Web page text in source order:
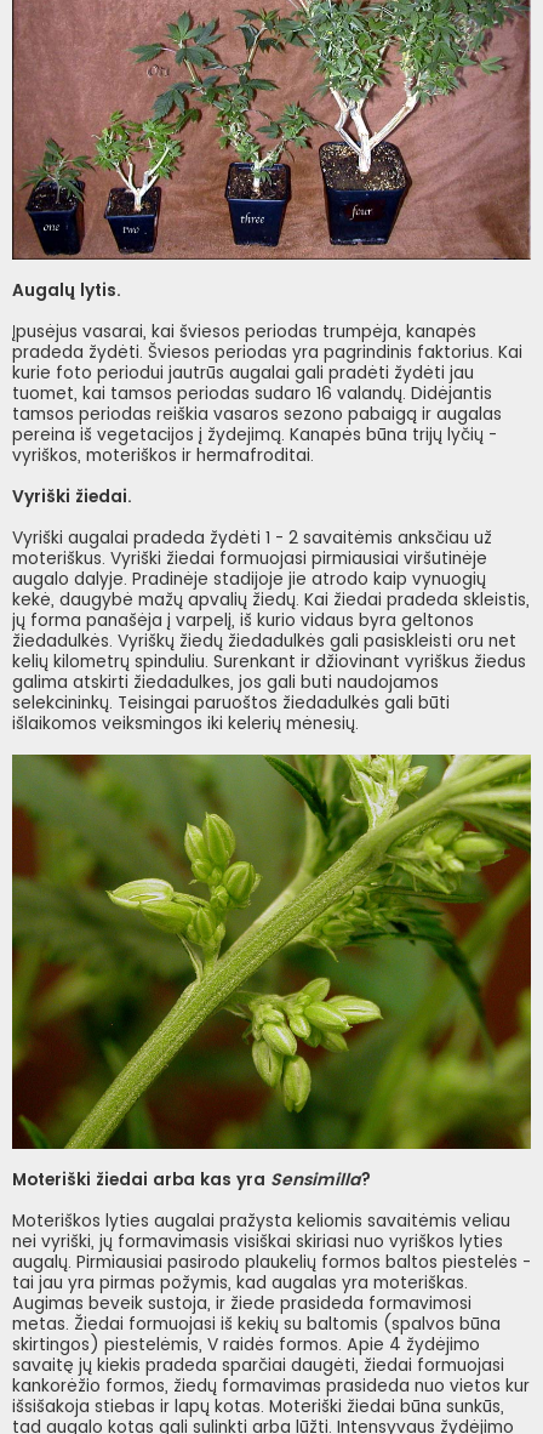
Augalų lytis.
Įpusėjus vasarai, kai šviesos periodas trumpėja, kanapės
pradeda žydėti. Šviesos periodas yra pagrindinis faktorius. Kai
kurie foto periodui jautrūs augalai gali pradėti žydėti jau
tuomet, kai tamsos periodas sudaro 16 valandų. Didėjantis
tamsos periodas reiškia vasaros sezono pabaigą ir augalas
pereina iš vegetacijos į žydejimą. Kanapės būna trijų lyčių -
vyriškos, moteriškos ir hermafroditai.
Vyriški žiedai.
Vyriški augalai pradeda žydėti 1 - 2 savaitėmis anksčiau už
moteriškus. Vyriški žiedai formuojasi pirmiausiai viršutinėje
augalo dalyje. Pradinėje stadijoje jie atrodo kaip vynuogių
kekė, daugybė mažų apvalių žiedų. Kai žiedai pradeda skleistis,
jų forma panašėja į varpelį, iš kurio vidaus byra geltonos
žiedadulkės. Vyriškų žiedų žiedadulkės gali pasiskleisti oru net
kelių kilometrų spinduliu. Surenkant ir džiovinant vyriškus žiedus
galima atskirti žiedadulkes, jos gali buti naudojamos
selekcininkų. Teisingai paruoštos žiedadulkės gali būti
išlaikomos veiksmingos iki kelerių mėnesių.
Moteriški žiedai arba kas yra Sensimilla?
Moteriškos lyties augalai pražysta keliomis savaitėmis veliau
nei vyriški, jų formavimasis visiškai skiriasi nuo vyriškos lyties
augalų. Pirmiausiai pasirodo plaukelių formos baltos piestelės -
tai jau yra pirmas požymis, kad augalas yra moteriškas.
Augimas beveik sustoja, ir žiede prasideda formavimosi
metas. Žiedai formuojasi iš kekių su baltomis (spalvos būna
skirtingos) piestelėmis, V raidės formos. Apie 4 žydėjimo
savaitę jų kiekis pradeda sparčiai daugėti, žiedai formuojasi
kankorėžio formos, žiedų formavimas prasideda nuo vietos kur
išsišakoja stiebas ir lapų kotas. Moteriški žiedai būna sunkūs,
tad augalo kotas gali sulinkti arba lūžti. Intensyvaus žydėjimo